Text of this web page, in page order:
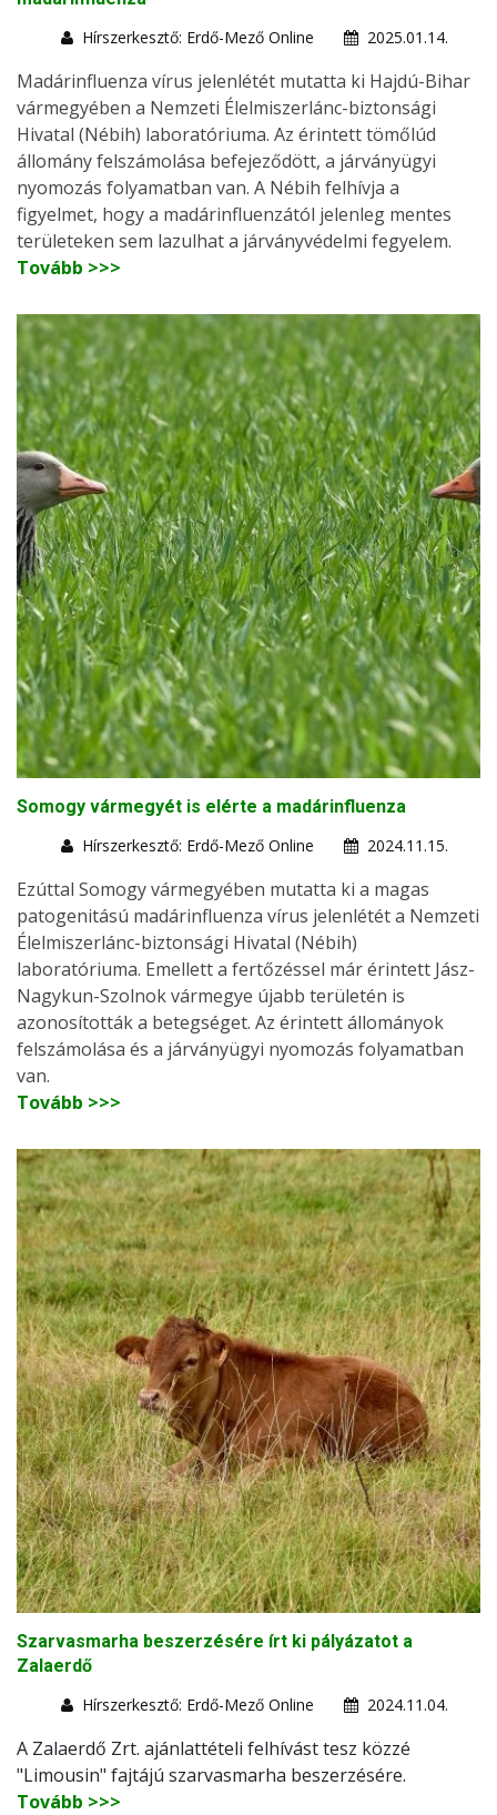
Hírszerkesztő: Erdő-Mező Online
2025.01.14.
Madárinfluenza vírus jelenlétét mutatta ki Hajdú-Bihar
vármegyében a Nemzeti Élelmiszerlánc-biztonsági
Hivatal (Nébih) laboratóriuma. Az érintett tömőlúd
állomány felszámolása befejeződött, a járványügyi
nyomozás folyamatban van. A Nébih felhívja a
figyelmet, hogy a madárinfluenzától jelenleg mentes
területeken sem lazulhat a járványvédelmi fegyelem.
Tovább >>>
Somogy vármegyét is elérte a madárinfluenza
Hírszerkesztő: Erdő-Mező Online
2024.11.15.
Ezúttal Somogy vármegyében mutatta ki a magas
patogenitású madárinfluenza vírus jelenlétét a Nemzeti
Élelmiszerlánc-biztonsági Hivatal (Nébih)
laboratóriuma. Emellett a fertőzéssel már érintett Jász-
Nagykun-Szolnok vármegye újabb területén is
azonosították a betegséget. Az érintett állományok
felszámolása és a járványügyi nyomozás folyamatban
van.
Tovább >>>
Szarvasmarha beszerzésére írt ki pályázatot a
Zalaerdő
Hírszerkesztő: Erdő-Mező Online
2024.11.04.
A Zalaerdő Zrt. ajánlattételi felhívást tesz közzé
"Limousin" fajtájú szarvasmarha beszerzésére.
Tovább >>>